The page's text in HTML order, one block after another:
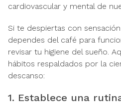
cardiovascular y mental de
Si te despiertas con
dependes del café para
revisar tu higiene del sueño.
hábitos respaldados por la
descanso:
1. Establece una